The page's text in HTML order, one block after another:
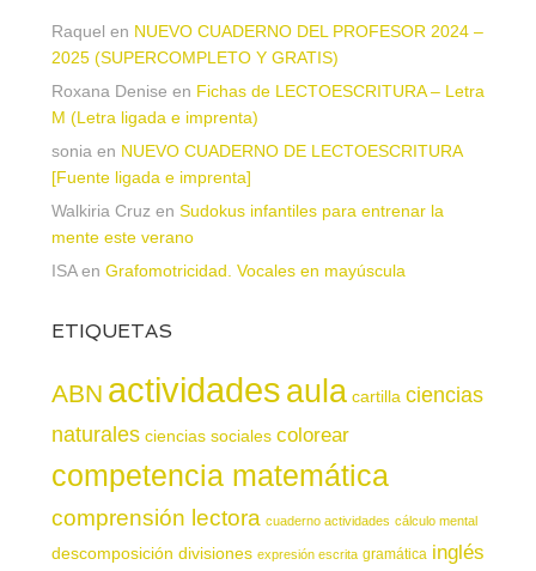
Raquel en NUEVO CUADERNO DEL PROFESOR 2024 –
2025 (SUPERCOMPLETO Y GRATIS)
Roxana Denise en Fichas de LECTOESCRITURA – Letra
M (Letra ligada e imprenta)
sonia en NUEVO CUADERNO DE LECTOESCRITURA
[Fuente ligada e imprenta]
Walkiria Cruz en Sudokus infantiles para entrenar la
mente este verano
ISAen Grafomotricidad. Vocales en mayúscula
ETIQUETAS
ABN actividadesaula cartilla ciencias
naturales ciencias sociales colorear
competencia matemática
comprensión lectora cuaderno actividades cálculo mental
descomposición divisiones expresión escrita gramática inglés